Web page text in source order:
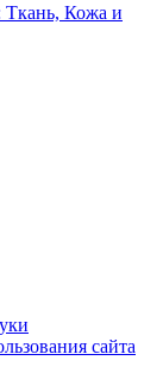
Ткань, Кожа и
сайта